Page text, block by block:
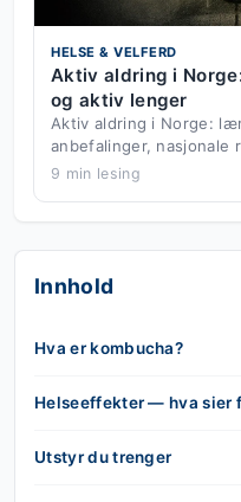
HELSE & VELFERD
Aktiv aldring i
og aktiv lenger
Aktiv aldring i Norge:
anbefalinger, nasjonale
9 min lesing
Innhold
Hva er kombucha?
Helseeffekter — hva sier
Utstyr du trenger